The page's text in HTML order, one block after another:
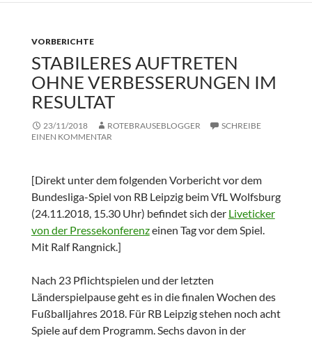
VORBERICHTE
STABILERES AUFTRETEN
OHNE VERBESSERUNGEN IM
RESULTAT
23/11/2018 ROTEBRAUSEBLOGGER
SCHREIBE
EINEN KOMMENTAR
[Direkt unter dem folgenden Vorbericht vor dem
Bundesliga-Spiel von RB Leipzig beim VfL Wolfsburg
(24.11.2018, 15.30 Uhr) befindet sich der Liveticker
von der Pressekonferenzeinen Tag vor dem Spiel.
Mit Ralf Rangnick.]
Nach 23 Pflichtspielen und der letzten
Länderspielpause geht es in die finalen Wochen des
Fußballjahres 2018. Für RB Leipzig stehen noch acht
Spiele auf dem Programm. Sechs davon in der